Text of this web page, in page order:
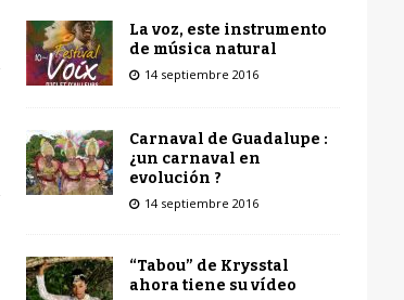
La voz, este instrumento
de música natural
14 septiembre 2016
Carnaval de Guadalupe :
¿un carnaval en
evolución ?
14 septiembre 2016
“Tabou” de Krysstal
ahora tiene su vídeo